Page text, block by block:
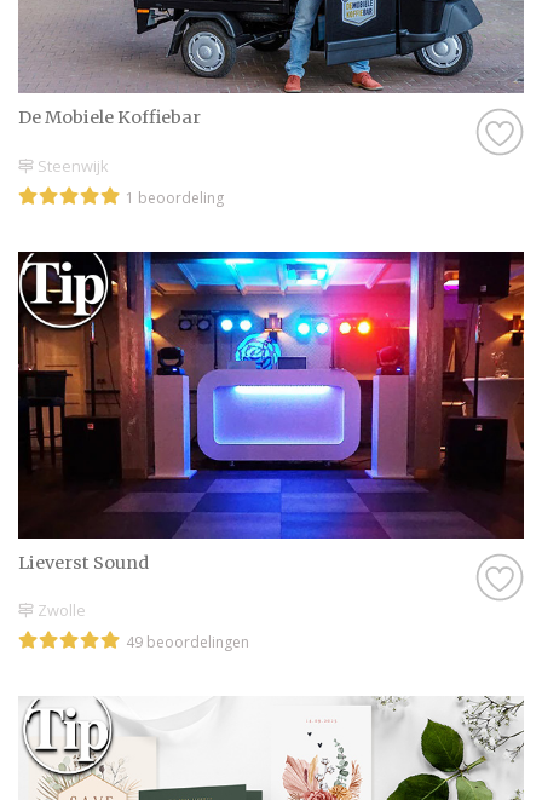
De Mobiele Koffiebar
Steenwijk
1 beoordeling
Lieverst Sound
Zwolle
49 beoordelingen